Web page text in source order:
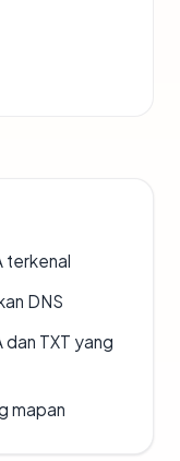
terkenal
DNS
TXT yang
mapan